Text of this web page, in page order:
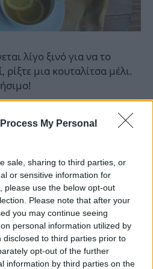
My Personal
sale, sharing to third parties, or
or sensitive information for
please use the below opt-out
Please note that after your
you may continue seeing
personal information utilized by
to third parties prior to
opt-out of the further
information by third parties on the
λίγο ξινό για να το
μια κουταλίτσα μέλι.